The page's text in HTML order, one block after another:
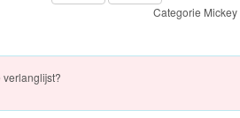
Categorie